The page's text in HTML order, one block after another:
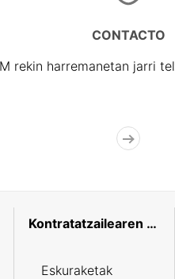
CONTACTO
rekin harremanetan jarri
Kontratatzailearen profila
Eskuraketak